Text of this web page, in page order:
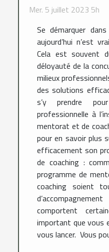
Mer. 5 juillet 2023 5h
Se démarquer
aujourd’hui n’est
Cela est souvent
déloyauté de la
milieux
des solutions
s’y prendre
professionnelle à
mentorat et de
pour en savoir plus
efficacement son
de coaching :
programme de
coaching soient
comportent
important que vous
vous lancer. Vous